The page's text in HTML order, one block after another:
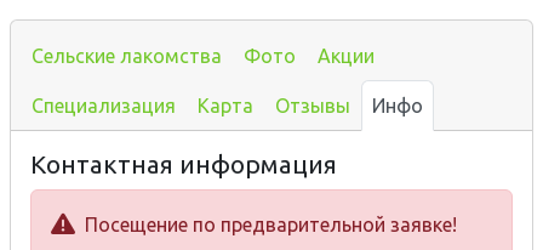
Сельские лакомства Фото Акции
Специализация Карта Отзывы Инфо
Контактная информация
Посещение по предварительной заявке!